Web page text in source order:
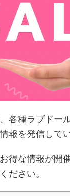
各種ラブドー
報を発信してい
得な情報が開
ださい。